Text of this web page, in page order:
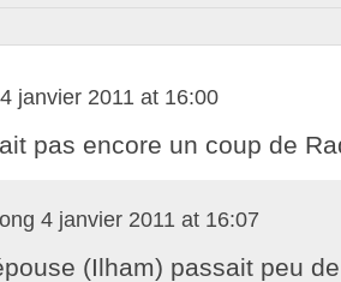
4 janvier 2011 at 16:00
pas encore un coup de
4 janvier 2011 at 16:07
(Ilham) passait peu